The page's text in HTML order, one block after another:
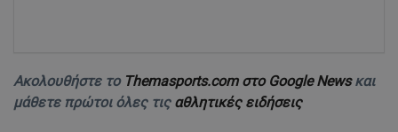
Ακολουθήστε το Themasports.com στο Google Newsκαι
μάθετε πρώτοι όλες τις αθλητικές ειδήσεις